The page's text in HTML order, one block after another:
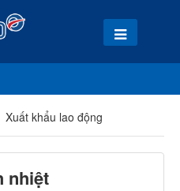
Xuất khẩu lao động
nhiệt